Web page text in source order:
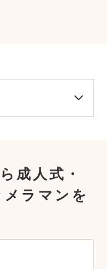
成人式・
ラマンを